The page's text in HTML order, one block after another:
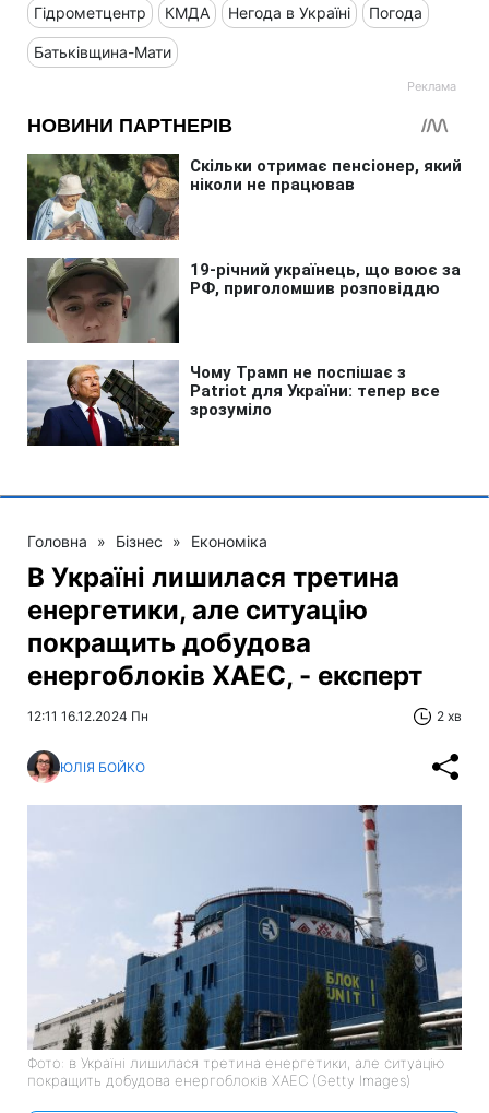
Гідрометцентр КМДА Негода в Україні Погода
Батьківщина-Мати
Головна » Бізнес » Економіка
В Україні лишилася третина
енергетики, але ситуацію
покращить добудова
енергоблоків ХАЕС, - експерт
12:11 16.12.2024 Пн 2 хв
ЮЛІЯ БОЙКО
Фото: в Україні лишилася третина енергетики, але ситуацію
покращить добудова енергоблоків ХАЕС (Getty Images)